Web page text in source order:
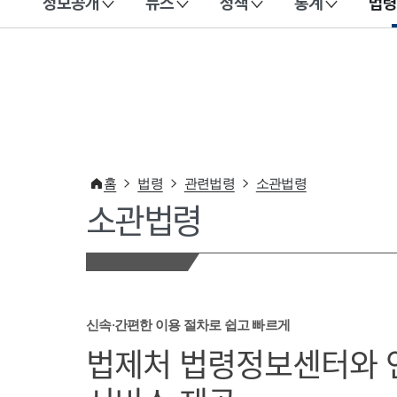
이 누리집은 대한민국 공식 전자정부 누리집입니다.
홈 법령 관련법령 소관법령
소관법령
신속·간편한 이용 절차로 쉽고 빠르게
법제처 법령정보센터와